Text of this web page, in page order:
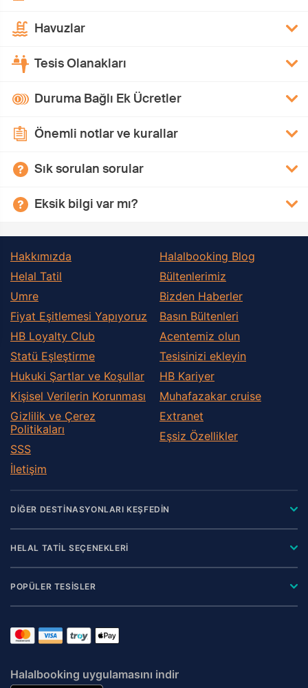
Havuzlar
Tesis Olanakları
Duruma Bağlı Ek Ücretler
Önemli notlar ve kurallar
Sık sorulan sorular
Eksik bilgi var mı?
Hakkımızda
Helal Tatil
Umre
Fiyat Eşitlemesi Yapıyoruz
HB Loyalty Club
Statü Eşleştirme
Hukuki Şartlar ve Koşullar
Kişisel Verilerin Korunması
Gizlilik ve Çerez
Politikaları
SSS
İletişim
Halalbooking Blog
Bültenlerimiz
Bizden Haberler
Basın Bültenleri
Acentemiz olun
Tesisinizi ekleyin
HB Kariyer
Muhafazakar сruise
Extranet
Eşsiz Özellikler
DİĞER DESTİNASYONLARI KEŞFEDİN
HELAL TATİL SEÇENEKLERİ
POPÜLER TESİSLER
Halalbooking uygulamasını indir